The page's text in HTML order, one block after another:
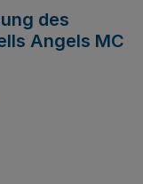
des
Angels MC